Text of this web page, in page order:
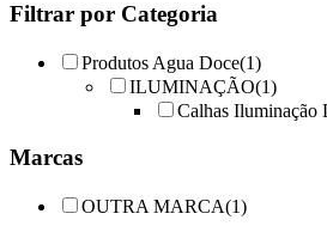
Filtrar por Categoria
Produtos Agua Doce(1)
ILUMINAÇÃO(1)
Calhas Iluminação
Marcas
OUTRA MARCA(1)